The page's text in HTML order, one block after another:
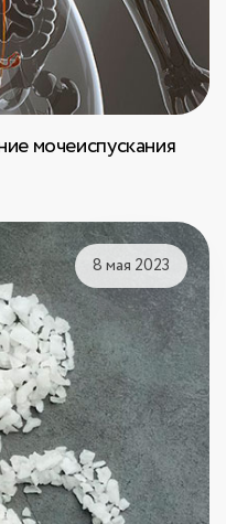
мочеиспускания
8 мая 2023